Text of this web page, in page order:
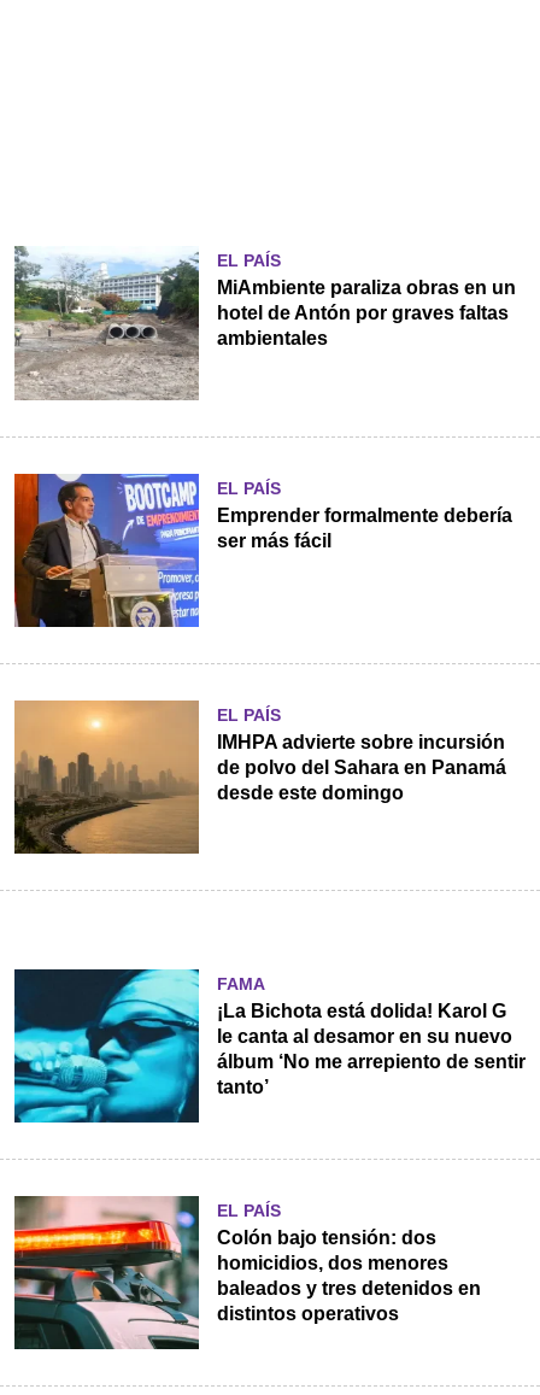
EL PAÍS
MiAmbiente paraliza obras en un
hotel de Antón por graves faltas
ambientales
EL PAÍS
Emprender formalmente debería
ser más fácil
EL PAÍS
IMHPA advierte sobre incursión
de polvo del Sahara en Panamá
desde este domingo
FAMA
¡La Bichota está dolida! Karol G
le canta al desamor en su nuevo
álbum ‘No me arrepiento de sentir
tanto’
EL PAÍS
Colón bajo tensión: dos
homicidios, dos menores
baleados y tres detenidos en
distintos operativos